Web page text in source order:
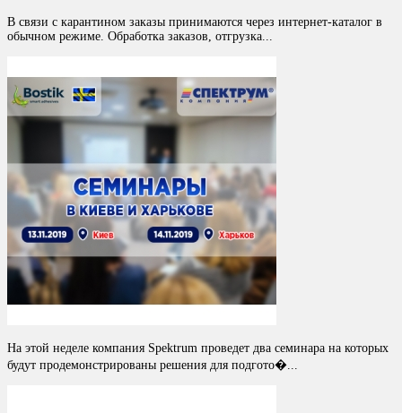
В связи с карантином заказы принимаются через интернет-каталог в
обычном режиме. Обработка заказов, отгрузка...
На этой неделе компания Spektrum проведет два семинара на которых
будут продемонстрированы решения для подгото�...